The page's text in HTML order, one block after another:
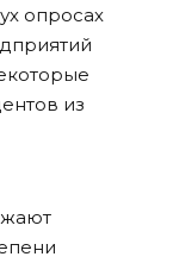
опросах
из